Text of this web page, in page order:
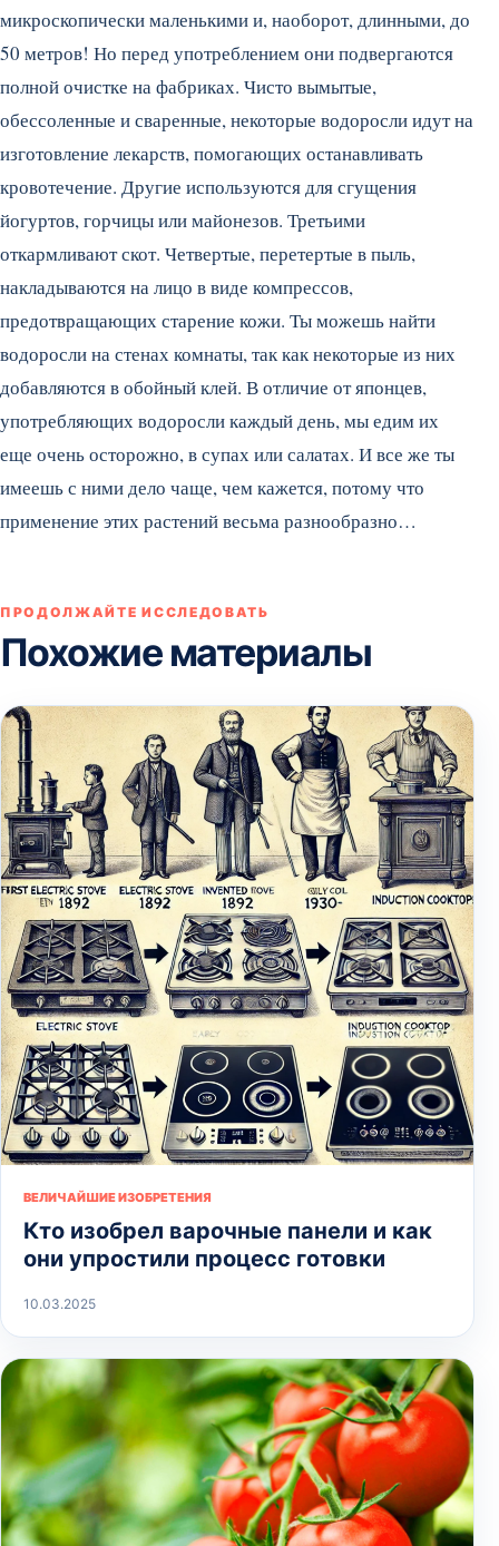
микроскопически маленькими и, наоборот, длинными, до
50 метров! Но перед употреблением они подвергаются
полной очистке на фабриках. Чисто вымытые,
обессоленные и сваренные, некоторые водоросли идут на
изготовление лекарств, помогающих останавливать
кровотечение. Другие используются для сгущения
йогуртов, горчицы или майонезов. Третьими
откармливают скот. Четвертые, перетертые в пыль,
накладываются на лицо в виде компрессов,
предотвращающих старение кожи. Ты можешь найти
водоросли на стенах комнаты, так как некоторые из них
добавляются в обойный клей. В отличие от японцев,
употребляющих водоросли каждый день, мы едим их
еще очень осторожно, в супах или салатах. И все же ты
имеешь с ними дело чаще, чем кажется, потому что
применение этих растений весьма разнообразно…
ПРОДОЛЖАЙТЕ ИССЛЕДОВАТЬ
Похожие материалы
ВЕЛИЧАЙШИЕ ИЗОБРЕТЕНИЯ
Кто изобрел варочные панели и как
они упростили процесс готовки
10.03.2025